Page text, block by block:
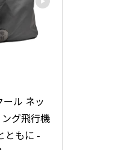
ル ネッ
グ飛行機
ともに -